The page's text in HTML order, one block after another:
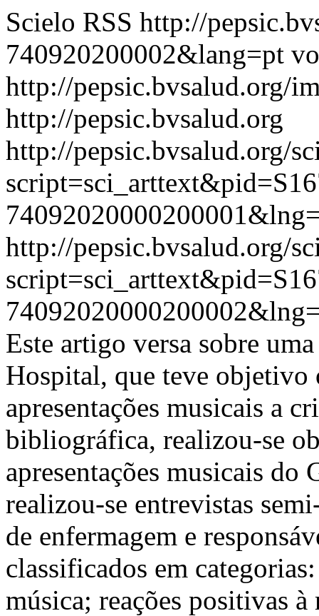
Scielo RSS http://
740920200002&lang=pt
http://pepsic.bvsalud.org/
http://pepsic.bvsalud.org
http://pepsic.bvsalud.org/
http://pepsic.bvsalud.org/
Este artigo versa sobre
Hospital, que teve objetivo
apresentações musicais a
bibliográfica, realizou-se
apresentações musicais do
realizou-se entrevistas
de enfermagem e
classificados em
música; reações positivas